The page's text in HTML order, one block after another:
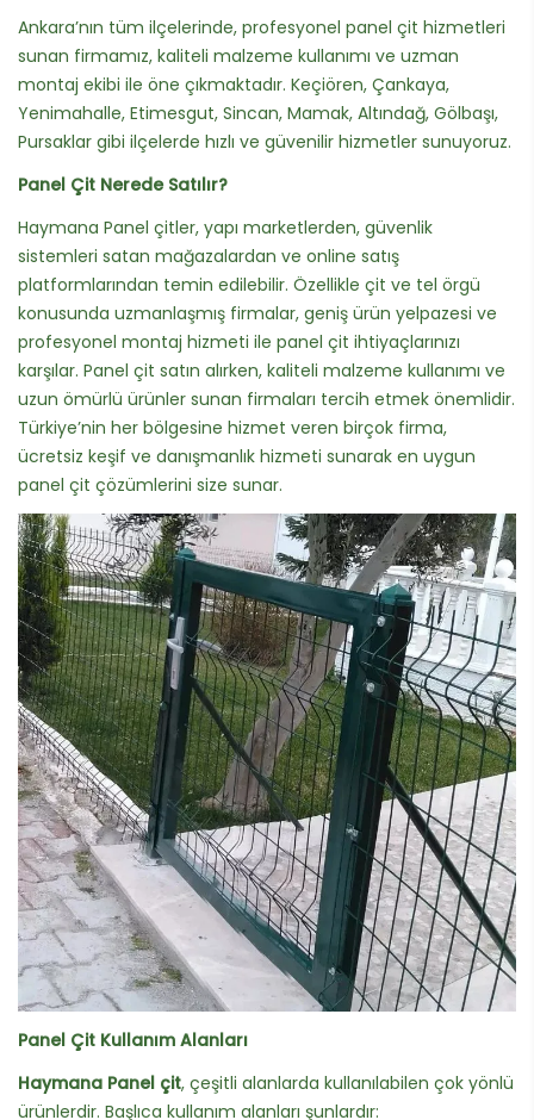
Ankara’nın tüm ilçelerinde, profesyonel panel çit hizmetleri
sunan firmamız, kaliteli malzeme kullanımı ve uzman
montaj ekibi ile öne çıkmaktadır. Keçiören, Çankaya,
Yenimahalle, Etimesgut, Sincan, Mamak, Altındağ, Gölbaşı,
Pursaklar gibi ilçelerde hızlı ve güvenilir hizmetler sunuyoruz.
Panel Çit Nerede Satılır?
Haymana Panel çitler, yapı marketlerden, güvenlik
sistemleri satan mağazalardan ve online satış
platformlarından temin edilebilir. Özellikle çit ve tel örgü
konusunda uzmanlaşmış firmalar, geniş ürün yelpazesi ve
profesyonel montaj hizmeti ile panel çit ihtiyaçlarınızı
karşılar. Panel çit satın alırken, kaliteli malzeme kullanımı ve
uzun ömürlü ürünler sunan firmaları tercih etmek önemlidir.
Türkiye’nin her bölgesine hizmet veren birçok firma,
ücretsiz keşif ve danışmanlık hizmeti sunarak en uygun
panel çit çözümlerini size sunar.
Panel Çit Kullanım Alanları
Haymana Panel çit, çeşitli alanlarda kullanılabilen çok yönlü
ürünlerdir. Başlıca kullanım alanları şunlardır: